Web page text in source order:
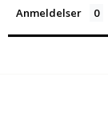
Anmeldelser